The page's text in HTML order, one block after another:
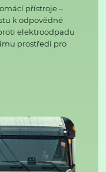
přístroje –
k odpovědné
elektroodpadu
prostředí pro